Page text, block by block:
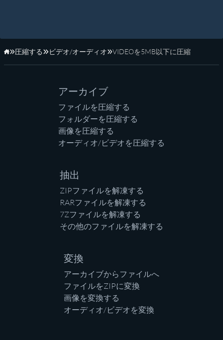
ホーム
圧縮する ビデオ/オーディオ VIDEOを5MB以下に圧縮
アーカイブ
ファイルを圧縮する
フォルダーを圧縮する
画像を圧縮する
オーディオ/ビデオを圧縮する
抽出
ZIPファイルを解凍する
RARファイルを解凍する
7Zファイルを解凍する
その他のファイルを解凍する
変換
アーカイブからファイルへ
ファイルをZIPに変換
画像を変換する
オーディオ/ビデオを変換